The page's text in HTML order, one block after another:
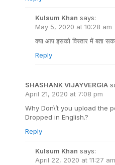
Kulsum Khan says:
May 5, 2020 at 10:28 am
क्या आप इसको विस्तार में बता
Reply
SHASHANK VIJAYVERGIA
April 21, 2020 at 7:08 pm
Why Don\’t you upload the
Dropped in English.?
Reply
Kulsum Khan says:
April 22, 2020 at 11:27 am